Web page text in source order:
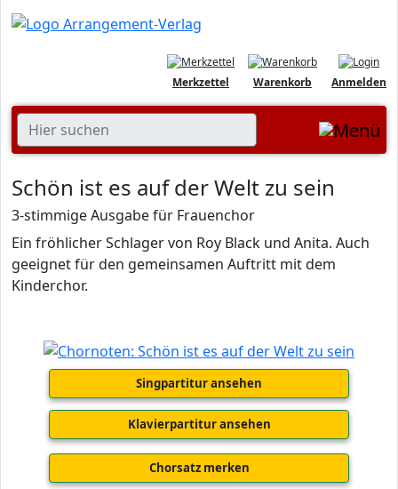
Anmelden
Warenkorb
Merkzettel
Schön ist es auf der Welt zu sein
3-stimmige Ausgabe für Frauenchor
Ein fröhlicher Schlager von Roy Black und Anita. Auch
geeignet für den gemeinsamen Auftritt mit dem
Kinderchor.
Singpartitur ansehen
Klavierpartitur ansehen
Chorsatz merken